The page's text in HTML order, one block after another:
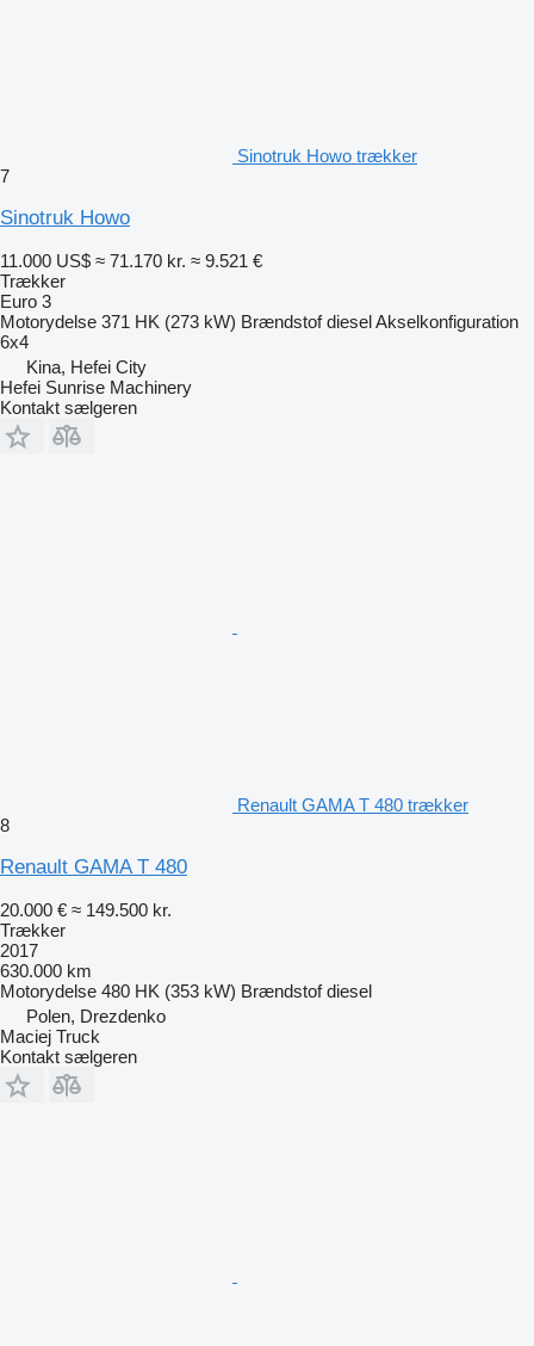
Sinotruk Howo trækker
7
Sinotruk Howo
11.000 US$ ≈ 71.170 kr. ≈ 9.521 €
Trækker
Euro 3
Motorydelse 371 HK (273 kW) Brændstof dieselAkselkonfiguration
6x4
Kina, Hefei City
Hefei Sunrise Machinery
Kontakt sælgeren
Renault GAMA T 480 trækker
8
Renault GAMA T 480
20.000 € ≈ 149.500 kr.
Trækker
2017
630.000 km
Motorydelse 480 HK (353 kW) Brændstof diesel
Polen, Drezdenko
Maciej Truck
Kontakt sælgeren